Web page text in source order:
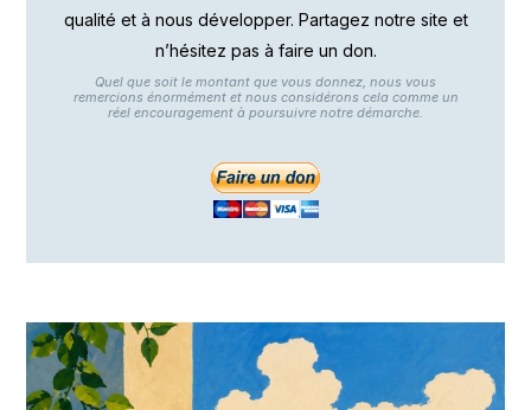
qualité et à nous développer. Partagez notre site et
n’hésitez pas à faire un don.
Quel que soit le montant que vous donnez, nous vous
remercions énormément et nous considérons cela comme un
réel encouragement à poursuivre notre démarche.